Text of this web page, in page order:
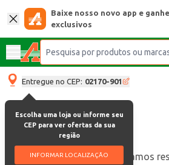
Baixe nosso novo app e
exclusivos
Entregue no CEP: 02170-901
Escolha uma loja ou informe seu
CEP para ver ofertas da sua
região
INFORMAR LOCALIZAÇÃO
oops, não encontramos